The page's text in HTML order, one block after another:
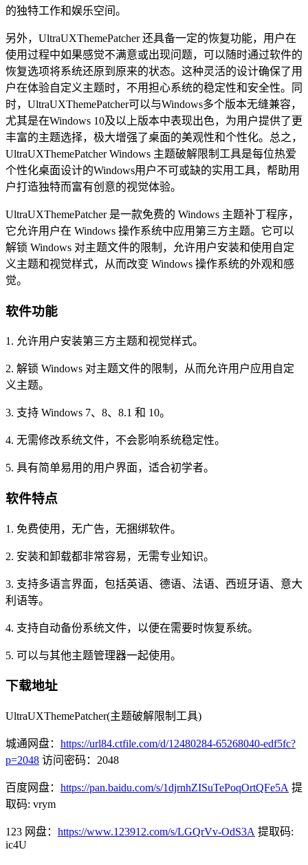
的独特工作和娱乐空间。
另外，UltraUXThemePatcher 还具备一定的恢复功能，用户在
使用过程中如果感觉不满意或出现问题，可以随时通过软件的
恢复选项将系统还原到原来的状态。这种灵活的设计确保了用
户在体验自定义主题时，不用担心系统的稳定性和安全性。同
时，UltraUXThemePatcher可以与Windows多个版本无缝兼容，
尤其是在Windows 10及以上版本中表现出色，为用户提供了更
丰富的主题选择，极大增强了桌面的美观性和个性化。总之，
UltraUXThemePatcher Windows 主题破解限制工具是每位热爱
个性化桌面设计的Windows用户不可或缺的实用工具，帮助用
户打造独特而富有创意的视觉体验。
UltraUXThemePatcher 是一款免费的 Windows 主题补丁程序，
它允许用户在 Windows 操作系统中应用第三方主题。它可以
解锁 Windows 对主题文件的限制，允许用户安装和使用自定
义主题和视觉样式，从而改变 Windows 操作系统的外观和感
觉。
软件功能
1. 允许用户安装第三方主题和视觉样式。
2. 解锁 Windows 对主题文件的限制，从而允许用户应用自定
义主题。
3. 支持 Windows 7、8、8.1 和 10。
4. 无需修改系统文件，不会影响系统稳定性。
5. 具有简单易用的用户界面，适合初学者。
软件特点
1. 免费使用，无广告，无捆绑软件。
2. 安装和卸载都非常容易，无需专业知识。
3. 支持多语言界面，包括英语、德语、法语、西班牙语、意大
利语等。
4. 支持自动备份系统文件，以便在需要时恢复系统。
5. 可以与其他主题管理器一起使用。
下载地址
UltraUXThemePatcher(主题破解限制工具)
城通网盘： https://url84.ctfile.com/d/12480284-65268040-edf5fc?
p=2048 访问密码：2048
百度网盘： https://pan.baidu.com/s/1djrnhZISuTePoqOrtQFe5A 提
取码: vrym
123 网盘： https://www.123912.com/s/LGQrVv-OdS3A 提取码:
ic4U